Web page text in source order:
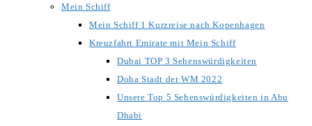
Mein Schiff
Mein Schiff 1 Kurzreise nach Kopenhagen
Kreuzfahrt Emirate mit Mein Schiff
Dubai TOP 3 Sehenswürdigkeiten
Doha Stadt der WM 2022
Unsere Top 5 Sehenswürdigkeiten in Abu
Dhabi